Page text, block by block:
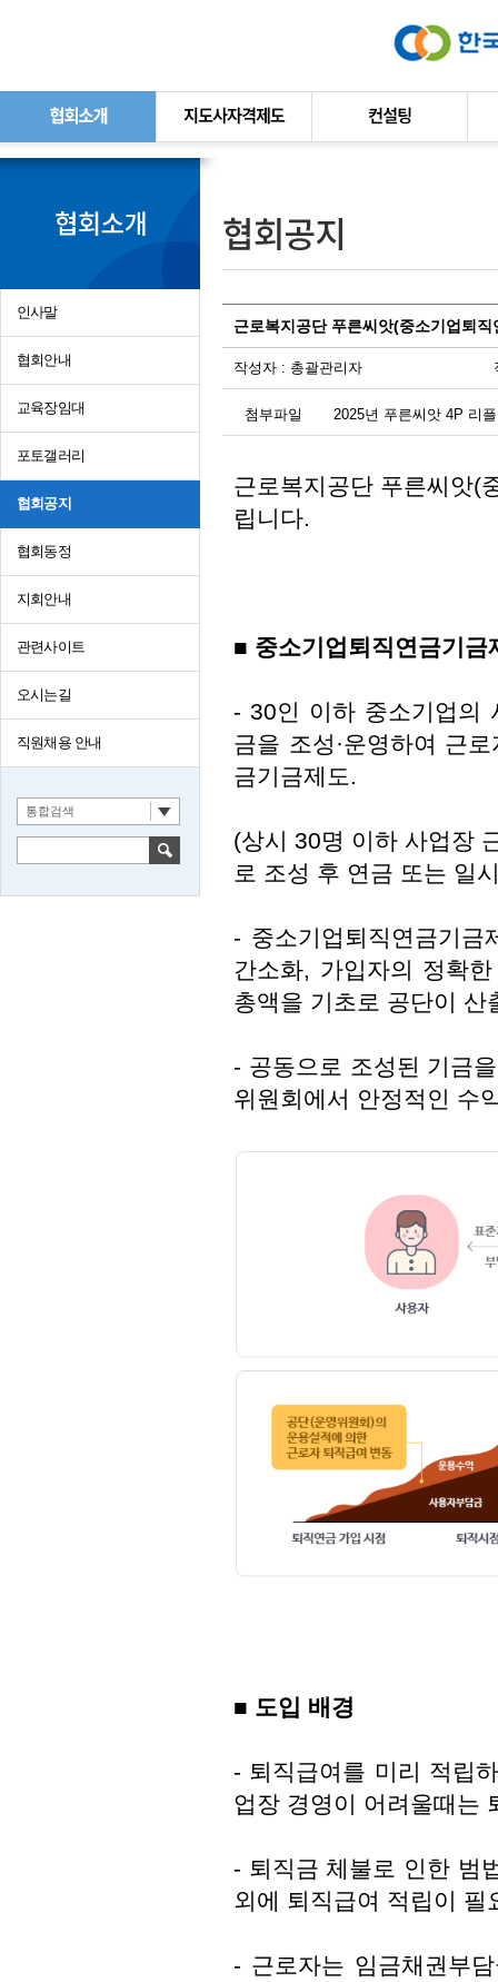
인사말
협회안내
교육장임대
포토갤러리
협회공지
협회동정
지회안내
관련사이트
오시는길
직원채용 안내
통합검색
근로복지공단 푸른씨앗(중소기업퇴
작성자 : 총괄관리자
첨부파일 2025년 푸른씨앗 4P 리
근로복지공단 푸른씨앗(
립니다.
■ 중소기업퇴직연금기금
- 30인 이하 중소기업의
금을 조성·운영하여 근
금기금제도.
(상시 30명 이하 사업장
로 조성 후 연금 또는 일
- 중소기업퇴직연금기
간소화, 가입자의 정확
총액을 기초로 공단이 산
- 공동으로 조성된 기금
위원회에서 안정적인 수
■ 도입 배경
- 퇴직급여를 미리 적립
업장 경영이 어려울때는
- 퇴직금 체불로 인한 범
외에 퇴직급여 적립이 필
- 근로자는 임금채권부